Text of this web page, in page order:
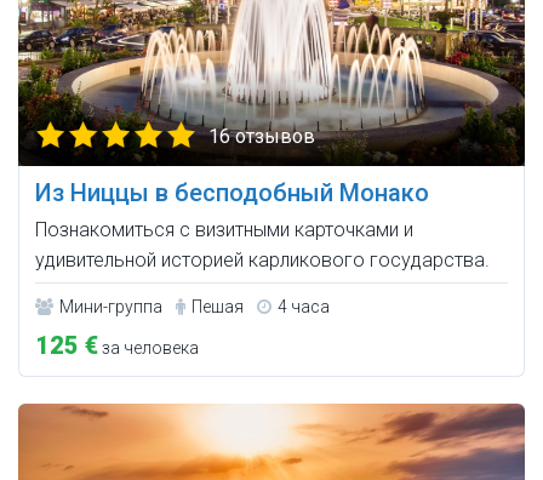
16 отзывов
Из Ниццы в бесподобный Монако
Познакомиться с визитными карточками и
удивительной историей карликового государства.
Мини-группа Пешая 4 часа
125 €за человека